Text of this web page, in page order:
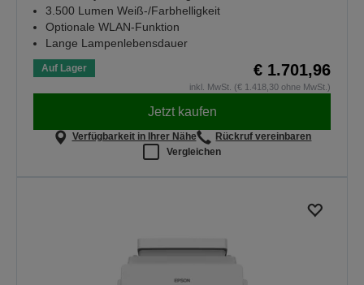
3.500 Lumen Weiß-/Farbhelligkeit
Optionale WLAN-Funktion
Lange Lampenlebensdauer
Auf Lager € 1.701,96
inkl. MwSt. (€ 1.418,30 ohne MwSt.)
Jetzt kaufen
Verfügbarkeit in Ihrer Nähe
Rückruf vereinbaren
Vergleichen